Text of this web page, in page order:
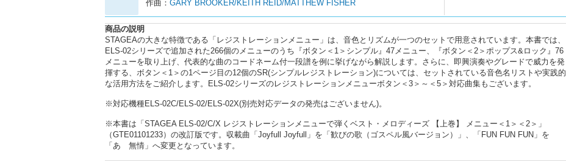
作曲： GARY BROOKER/KEITH REID/MATTHEW FISHER
商品の説明
STAGEAの大きな特徴である「レジストレーションメニュー」は、音色とリズムが一つのセットで用意されています。本書では、
ELS-02シリーズで追加された266個のメニューのうち『ボタン＜1＞シンプル』47メニュー、『ボタン＜2＞ポップス&ロック』76
メニューを取り上げ、代表的な曲のコードネーム付一段譜を例に挙げながら解説します。さらに、即興演奏やグレードで威力を発
揮する、ボタン＜1＞の1ページ目の12個のSR(シンプルレジストレーション)については、セットされている音色名リストや実践的
な活用方法をご紹介します。ELS-02シリーズのレジストレーションメニューボタン＜3＞～＜5＞対応曲集もございます。
※対応機種ELS-02C/ELS-02/ELS-02X(別売対応データの発売はございません)。
※本書は「STAGEA ELS-02/C/X レジストレーションメニューで弾くベスト・メロディーズ 【上巻】 メニュー＜1＞＜2＞」
（GTE01101233）の改訂版です。収載曲「Joyfull Joyfull」を「歓びの歌（ゴスペル風バージョン）」、「FUN FUN FUN」を
「あゝ無情」へ変更となっています。